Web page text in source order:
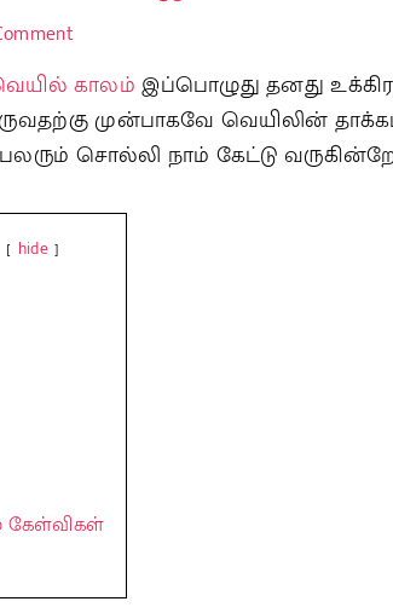
காலம்இப்பொழுது தனது
முன்பாகவே வெயிலின்
சொல்லி நாம் கேட்டு
hide
கேள்விகள்